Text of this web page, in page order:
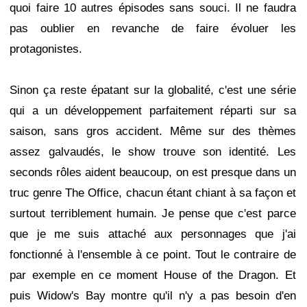
quoi faire 10 autres épisodes sans souci. Il ne faudra
pas oublier en revanche de faire évoluer les
protagonistes.
Sinon ça reste épatant sur la globalité, c'est une série
qui a un développement parfaitement réparti sur sa
saison, sans gros accident. Même sur des thèmes
assez galvaudés, le show trouve son identité. Les
seconds rôles aident beaucoup, on est presque dans un
truc genre The Office, chacun étant chiant à sa façon et
surtout terriblement humain. Je pense que c'est parce
que je me suis attaché aux personnages que j'ai
fonctionné à l'ensemble à ce point. Tout le contraire de
par exemple en ce moment House of the Dragon. Et
puis Widow's Bay montre qu'il n'y a pas besoin d'en